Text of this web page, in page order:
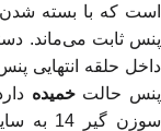
است که با بسته
پنس ثابت می‌ماند.
داخل حلقه انتهایی
پنس حالتخمیده
سوزن